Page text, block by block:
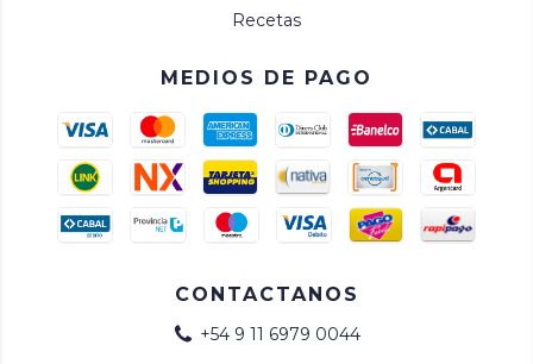
Recetas
MEDIOS DE PAGO
CONTACTANOS
+54 9 11 6979 0044